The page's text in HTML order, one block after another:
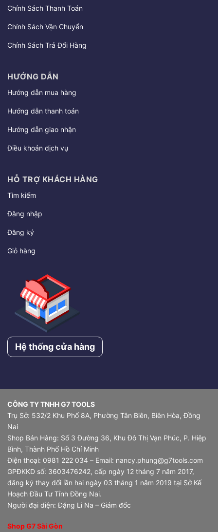
Chính Sách Thanh Toán
Chính Sách Vận Chuyển
Chính Sách Trả Đổi Hàng
HƯỚNG DẪN
Hướng dẫn mua hàng
Hướng dẫn thanh toán
Hướng dẫn giao nhận
Điều khoản dịch vụ
HỖ TRỢ KHÁCH HÀNG
Tìm kiếm
Đăng nhập
Đăng ký
Giỏ hàng
Hệ thống cửa hàng
CÔNG TY TNHH G7 TOOLS
Trụ Sở: 532/2 Khu Phố 8A, Phường Tân Biên, Biên Hòa, Đồng
Nai
Shop Bán Hàng: Số 3 Đường 36, Khu Đô Thị Vạn Phúc, P. Hiệp
Bình, Thành Phố Hồ Chí Minh
Điện thoại: 0981 222 034 – Email: nancy.phung@g7tools.com
GPĐKKD số: 3603476242, cấp ngày 12 tháng 7 năm 2017,
đăng ký thay đổi lần hai ngày 03 tháng 1 năm 2019 tại Sở Kế
Hoạch Đầu Tư Tỉnh Đồng Nai.
Người đại diện: Đặng Li Na – Giám đốc
Shop G7 Sài Gòn